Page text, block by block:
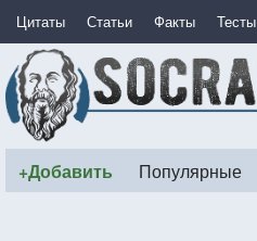
Цитаты Статьи Факты Тесты
+Добавить Популярные